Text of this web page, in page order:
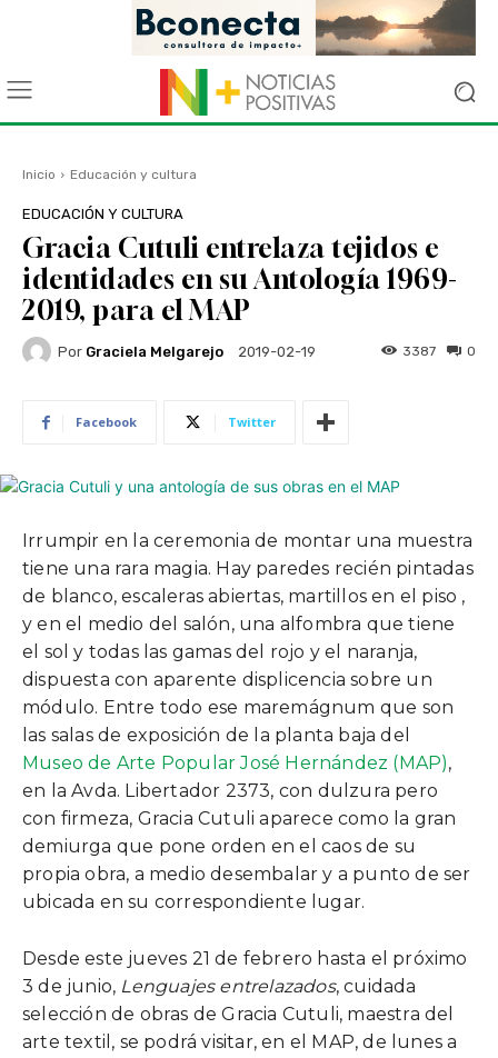
Inicio Educación y cultura
EDUCACIÓN Y CULTURA
Gracia Cutuli entrelaza tejidos e
identidades en su Antología 1969-
2019, para el MAP
Por Graciela Melgarejo 2019-02-19 0
3387
Facebook Twitter
Irrumpir en la ceremonia de montar una muestra
tiene una rara magia. Hay paredes recién pintadas
de blanco, escaleras abiertas, martillos en el piso ,
y en el medio del salón, una alfombra que tiene
el sol y todas las gamas del rojo y el naranja,
dispuesta con aparente displicencia sobre un
módulo. Entre todo ese maremágnum que son
las salas de exposición de la planta baja del
Museo de Arte Popular José Hernández (MAP),
en la Avda. Libertador 2373, con dulzura pero
con firmeza, Gracia Cutuli aparece como la gran
demiurga que pone orden en el caos de su
propia obra, a medio desembalar y a punto de ser
ubicada en su correspondiente lugar.
Desde este jueves 21 de febrero hasta el próximo
3 de junio, Lenguajes entrelazados, cuidada
selección de obras de Gracia Cutuli, maestra del
arte textil, se podrá visitar, en el MAP, de lunes a